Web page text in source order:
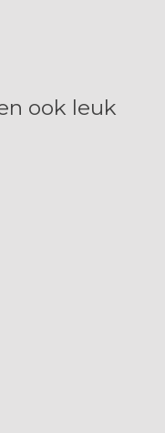
ook leuk